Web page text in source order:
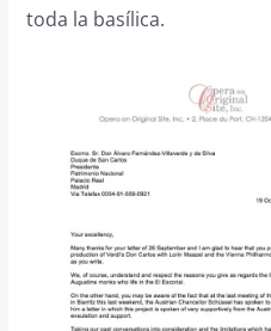
toda la basílica.